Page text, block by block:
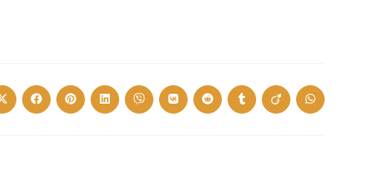
Opens
in
Opens
in
Opens
in
Opens
in
Opens
in
Opens
in
Opens
in
Opens
in
Opens
in
Opens
in